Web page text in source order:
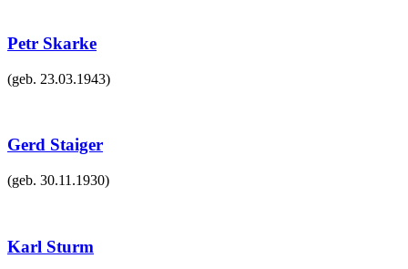
Petr Skarke
(geb. 23.03.1943)
Gerd Staiger
(geb. 30.11.1930)
Karl Sturm